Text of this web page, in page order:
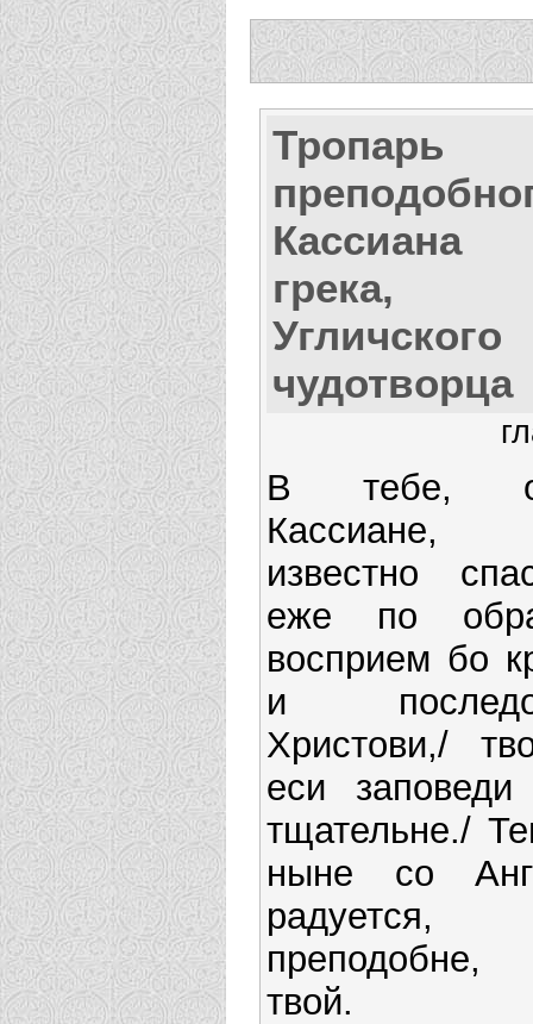
Тропарь
Кассиана
грека,
Угличского
чудотворца
В тебе,
Кассиане,
известно
еже по
восприем бо
и
Христови,/
еси заповеди
тщательне./
ныне со
радуется,
преподобне,
твой.